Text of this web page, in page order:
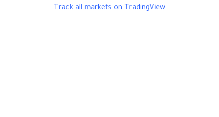
Track all markets on TradingView